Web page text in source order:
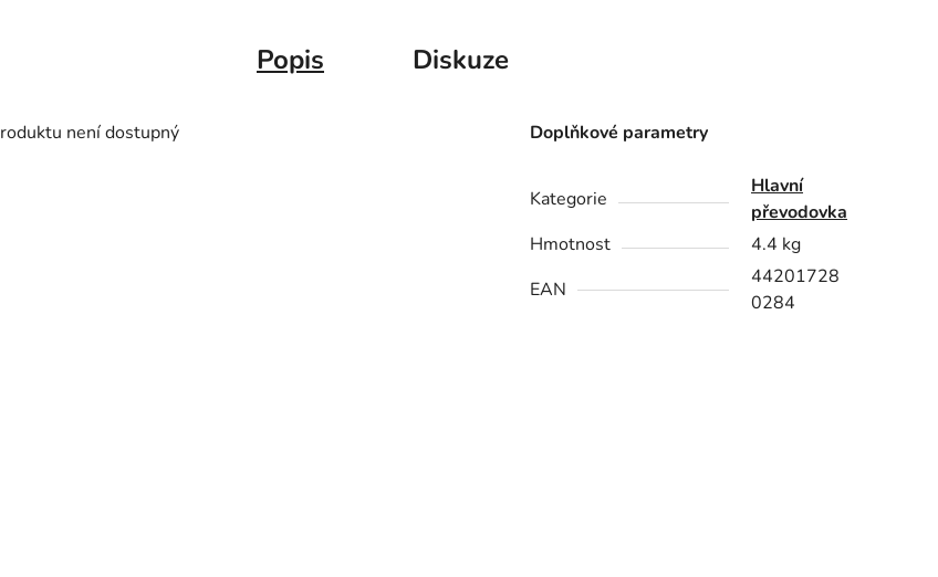
Popis Diskuze
není dostupný Doplňkové parametry
Kategorie
Hlavní
převodovka
Hmotnost
4.4 kg
EAN
44201728
0284